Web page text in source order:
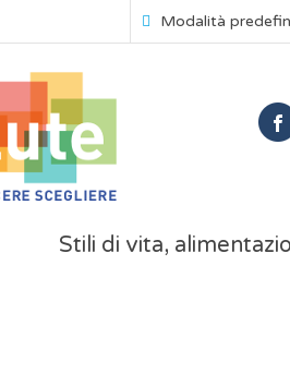
Modalità
Stili di vita,